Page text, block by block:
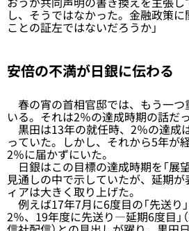
し、そうではなかった。金融政策
ことの証左ではないだろうか」
安倍の不満が日銀に伝わる
春の宵の首相官邸では、もう一つ
いる。それは2％の達成時期の話だっ
黒田は13年の就任時、2％の達成
っていた。しかし、それから5年が
2％に届かずにいた。
日銀はこの目標の達成時期を「展
見通しの中で示していたが、延期
ィアは大きく取り上げた。
例えば17年7月に6度目の「先送り
2％、19年度に先送り―延期6度目」